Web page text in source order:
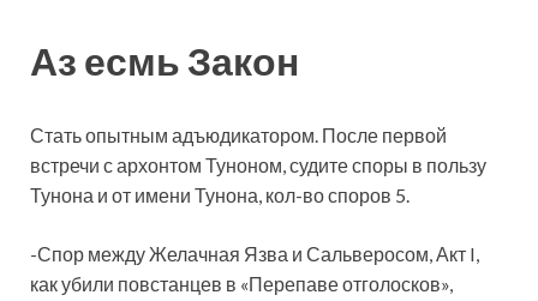
Аз есмь Закон
Стать опытным адъюдикатором. После первой
встречи с архонтом Туноном, судите споры в пользу
Тунона и от имени Тунона, кол-во споров 5.
-Спор между Желачная Язва и Сальверосом, Акт I,
как убили повстанцев в «Перепаве отголосков»,